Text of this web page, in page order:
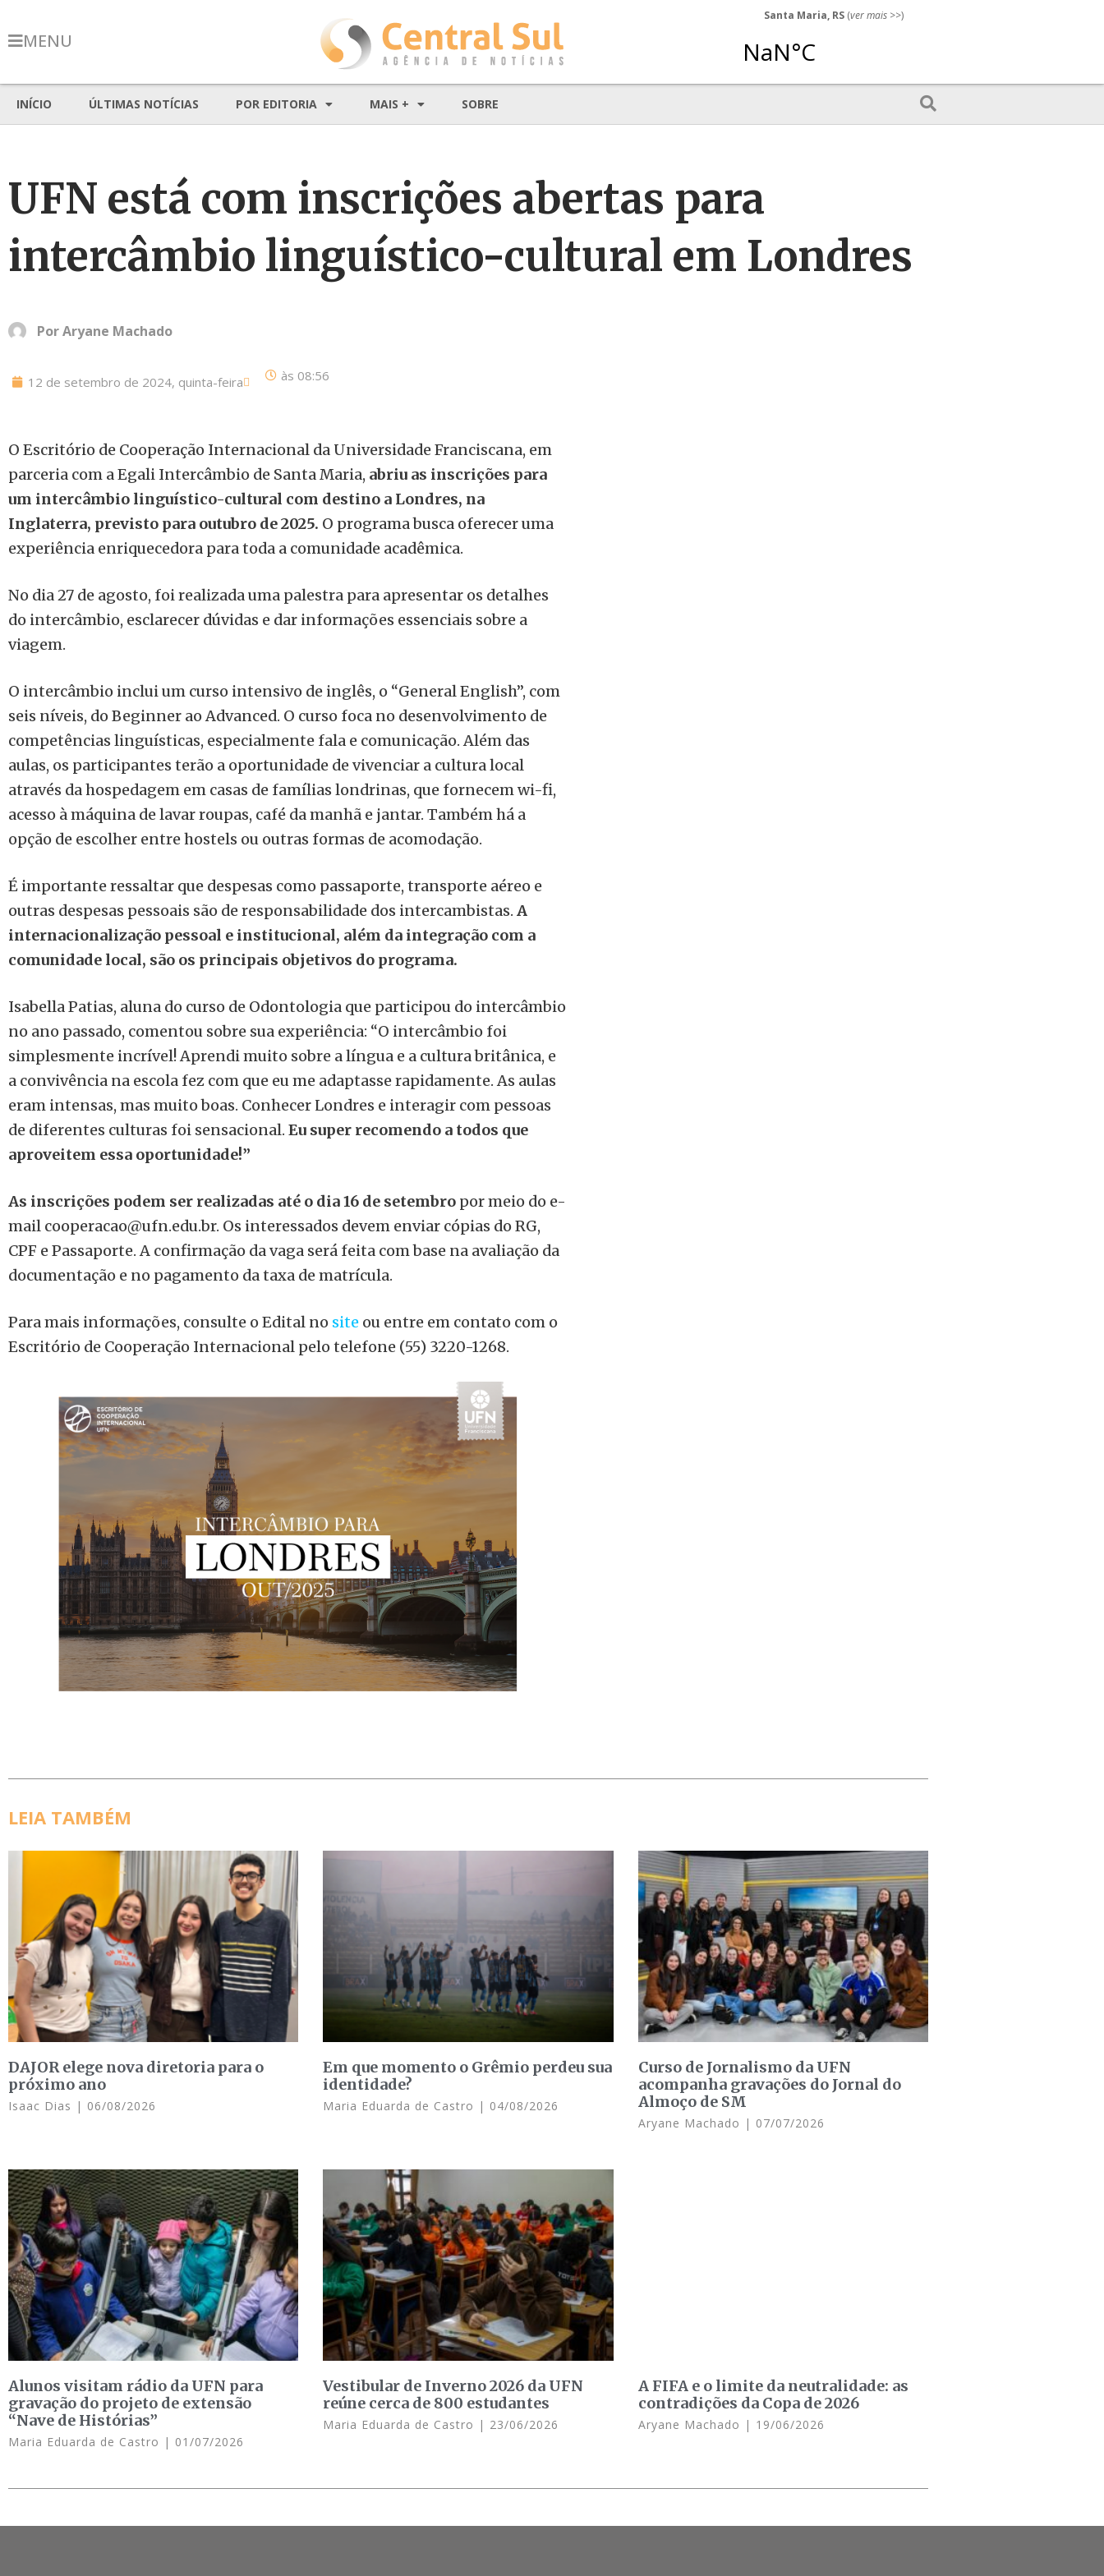
MENU
Santa Maria, RS (ver mais >>)
INÍCIO ÚLTIMAS NOTÍCIAS POR EDITORIA MAIS + SOBRE
UFN está com inscrições abertas para
intercâmbio linguístico-cultural em Londres
PorAryane Machado
12 de setembro de 2024, quinta-feira às 08:56
O Escritório de Cooperação Internacional da Universidade Franciscana, em
parceria com a Egali Intercâmbio de Santa Maria, abriu as inscrições para
um intercâmbio linguístico-cultural com destino a Londres, na
Inglaterra, previsto para outubro de 2025. O programa busca oferecer uma
experiência enriquecedora para toda a comunidade acadêmica.
No dia 27 de agosto, foi realizada uma palestra para apresentar os detalhes
do intercâmbio, esclarecer dúvidas e dar informações essenciais sobre a
viagem.
O intercâmbio inclui um curso intensivo de inglês, o “General English”, com
seis níveis, do Beginner ao Advanced. O curso foca no desenvolvimento de
competências linguísticas, especialmente fala e comunicação. Além das
aulas, os participantes terão a oportunidade de vivenciar a cultura local
através da hospedagem em casas de famílias londrinas, que fornecem wi-fi,
acesso à máquina de lavar roupas, café da manhã e jantar. Também há a
opção de escolher entre hostels ou outras formas de acomodação.
É importante ressaltar que despesas como passaporte, transporte aéreo e
outras despesas pessoais são de responsabilidade dos intercambistas. A
internacionalização pessoal e institucional, além da integração com a
comunidade local, são os principais objetivos do programa.
Isabella Patias, aluna do curso de Odontologia que participou do intercâmbio
no ano passado, comentou sobre sua experiência: “O intercâmbio foi
simplesmente incrível! Aprendi muito sobre a língua e a cultura britânica, e
a convivência na escola fez com que eu me adaptasse rapidamente. As aulas
eram intensas, mas muito boas. Conhecer Londres e interagir com pessoas
de diferentes culturas foi sensacional. Eu super recomendo a todos que
aproveitem essa oportunidade!”
As inscrições podem ser realizadas até o dia 16 de setembro por meio do e-
mail cooperacao@ufn.edu.br. Os interessados devem enviar cópias do RG,
CPF e Passaporte. A confirmação da vaga será feita com base na avaliação da
documentação e no pagamento da taxa de matrícula.
Para mais informações, consulte o Edital no site ou entre em contato com o
Escritório de Cooperação Internacional pelo telefone (55) 3220-1268.
LEIA TAMBÉM
DAJOR elege nova diretoria para o
próximo ano
Isaac Dias 06/08/2026
Em que momento o Grêmio perdeu sua
identidade?
Maria Eduarda de Castro 04/08/2026
Curso de Jornalismo da UFN
acompanha gravações do Jornal do
Almoço de SM
Aryane Machado 07/07/2026
Alunos visitam rádio da UFN para
gravação do projeto de extensão
“Nave de Histórias”
Maria Eduarda de Castro 01/07/2026
Vestibular de Inverno 2026 da UFN
reúne cerca de 800 estudantes
Maria Eduarda de Castro 23/06/2026
A FIFA e o limite da neutralidade: as
contradições da Copa de 2026
Aryane Machado 19/06/2026